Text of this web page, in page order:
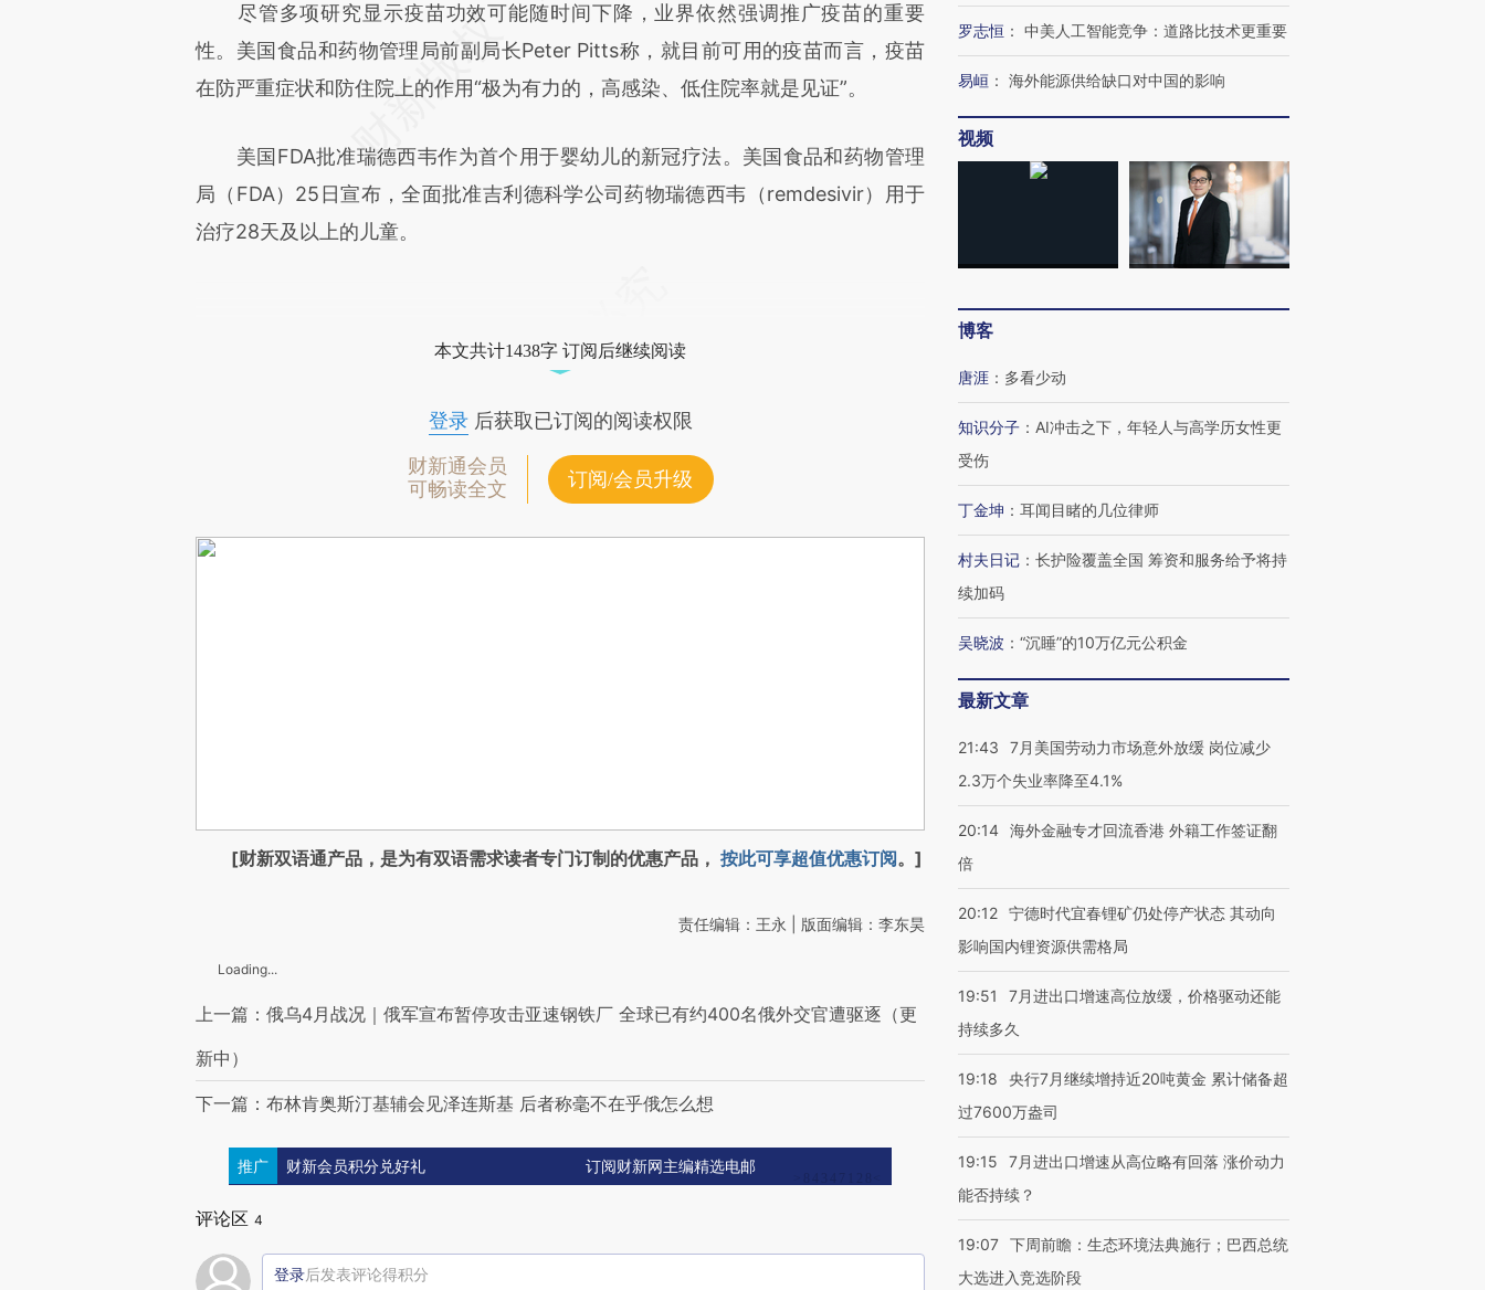
尽管多项研究显示疫苗功效可能随时间下降，业界依然强调推广疫苗的重要
性。美国食品和药物管理局前副局长Peter Pitts称，就目前可用的疫苗而言，疫苗
在防严重症状和防住院上的作用“极为有力的，高感染、低住院率就是见证”。
美国FDA批准瑞德西韦作为首个用于婴幼儿的新冠疗法。美国食品和药物管理
局（FDA）25日宣布，全面批准吉利德科学公司药物瑞德西韦（remdesivir）用于
治疗28天及以上的儿童。
本文共计1438字 订阅后继续阅读
登录后获取已订阅的阅读权限
财新通会员
可畅读全文
订阅/会员升级
[财新双语通产品，是为有双语需求读者专门订制的优惠产品， 按此可享超值优惠订阅。]
责任编辑：王永 | 版面编辑：李东昊
Loading...
上一篇：俄乌4月战况｜俄军宣布暂停攻击亚速钢铁厂 全球已有约400名俄外交官遭驱逐（更
新中）
下一篇：布林肯奥斯汀基辅会见泽连斯基 后者称毫不在乎俄怎么想
推广 财新会员积分兑好礼 订阅财新网主编精选电邮
评论区 4
登录后发表评论得积分
罗志恒 ： 中美人工智能竞争：道路比技术更重要
易峘 ： 海外能源供给缺口对中国的影响
视频
博客
唐涯 ： 多看少动
知识分子 ： AI冲击之下，年轻人与高学历女性更
受伤
丁金坤 ： 耳闻目睹的几位律师
村夫日记 ： 长护险覆盖全国 筹资和服务给予将持
续加码
吴晓波 ： “沉睡”的10万亿元公积金
最新文章
21:43
7月美国劳动力市场意外放缓 岗位减少
2.3万个失业率降至4.1%
20:14 海外金融专才回流香港 外籍工作签证翻
倍
20:12 宁德时代宜春锂矿仍处停产状态 其动向
影响国内锂资源供需格局
19:51
7月进出口增速高位放缓，价格驱动还能
持续多久
19:18
央行7月继续增持近20吨黄金 累计储备超
过7600万盎司
19:15
7月进出口增速从高位略有回落 涨价动力
能否持续？
19:07 下周前瞻：生态环境法典施行；巴西总统
大选进入竞选阶段